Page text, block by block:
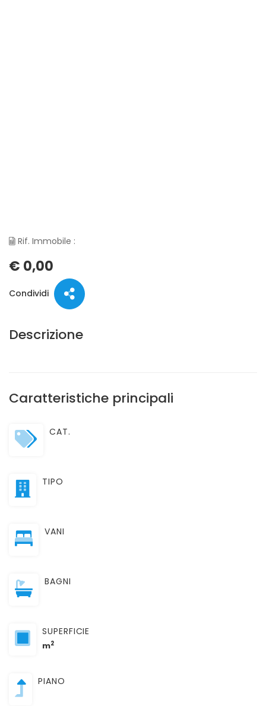
Rif. Immobile :
€ 0,00
Condividi
Descrizione
Caratteristiche principali
CAT.
TIPO
VANI
BAGNI
SUPERFICIE
m2
PIANO